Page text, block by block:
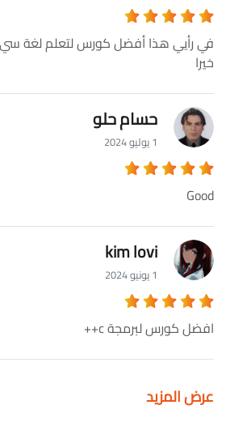
في رأيي هذا أفضل كورس لتعلم لغة سي
خيرا
حسام حلو
1 يوليو 2024
Good
kim lovi
1 يونيو 2024
افضل كورس لبرمجة c++
عرض المزيد